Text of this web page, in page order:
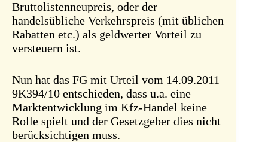
Bruttolistenneupreis, oder der
handelsübliche Verkehrspreis (mit üblichen
Rabatten etc.) als geldwerter Vorteil zu
versteuern ist.
Nun hat das FG mit Urteil vom 14.09.2011
9K394/10 entschieden, dass u.a. eine
Marktentwicklung im Kfz-Handel keine
Rolle spielt und der Gesetzgeber dies nicht
berücksichtigen muss.